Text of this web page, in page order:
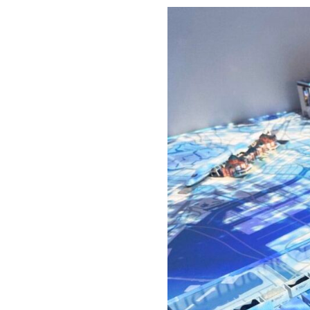
サステナ
環境への取り組み
カーボンニュートラル戦略